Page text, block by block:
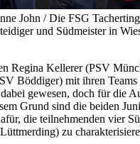
John / Die FSG
und Südmeister in
Regina Kellerer (PSV
Böddiger) mit ihren
gewesen, doch für die
Grund sind die beiden
die teilnehmenden vier
zu